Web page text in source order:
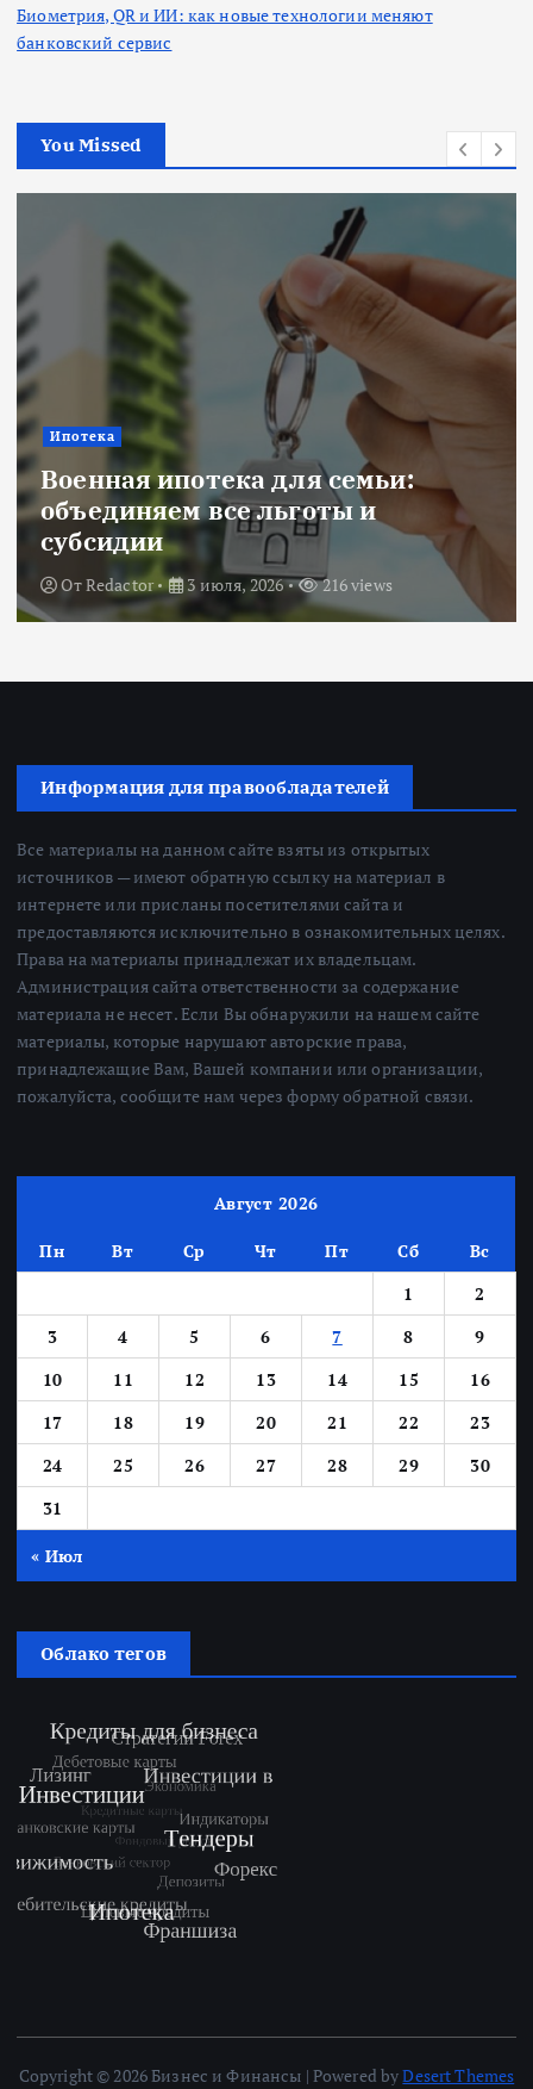
Биометрия, QR и ИИ: как новые технологии меняют
банковский сервис
You Missed
Ипотека
Военная ипотека для семьи:
объединяем все льготы и
субсидии
ОтRedactor 3 июля, 2026 216 views
Информация для правообладателей
Все материалы на данном сайте взяты из открытых
источников — имеют обратную ссылку на материал в
интернете или присланы посетителями сайта и
предоставляются исключительно в ознакомительных целях.
Права на материалы принадлежат их владельцам.
Администрация сайта ответственности за содержание
материала не несет. Если Вы обнаружили на нашем сайте
материалы, которые нарушают авторские права,
принадлежащие Вам, Вашей компании или организации,
пожалуйста, сообщите нам через форму обратной связи.
Август 2026
Пн Вт Ср Чт Пт Сб
Вс
1
2
3
4 5 6 7 8
9
10
11 12 13 14 15
16
17
18 19 20 21 22
23
24
25 26 27 28 29
30
31
« Июл
Облако тегов
Copyright © 2026 Бизнес и Финансы | Powered byDesert Themes